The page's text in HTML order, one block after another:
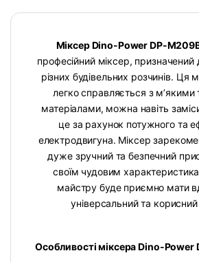
Міксер Dino-Power DP-
професійний міксер, призначений
різних будівельних розчинів. Ця
легко справляється з м’якими
матеріалами, можна навіть
це за рахунок потужного та
електродвигуна. Міксер
дуже зручний та безпечний
своїм чудовим
майстру буде приємно мати
універсальний та корисний
Особливості міксера Dino-Power